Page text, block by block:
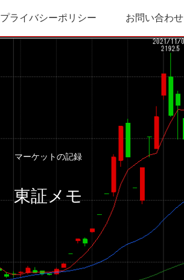
マーケットの記録
東証メモ
プライバシーポリシー お問い合わせ